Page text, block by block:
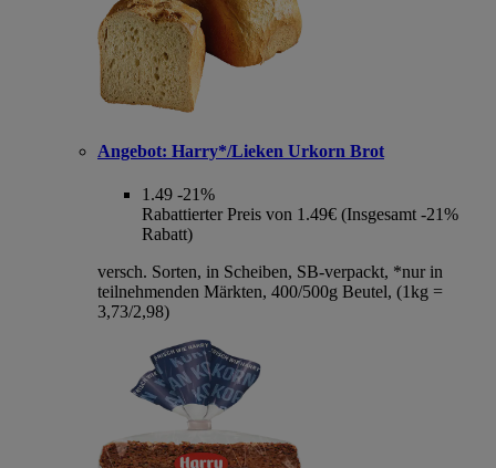
Angebot: Harry*/Lieken Urkorn Brot
1.49 -21%
Rabattierter Preis von 1.49€ (Insgesamt -21%
Rabatt)
versch. Sorten, in Scheiben, SB-verpackt, *nur in
teilnehmenden Märkten, 400/500g Beutel, (1kg =
3,73/2,98)